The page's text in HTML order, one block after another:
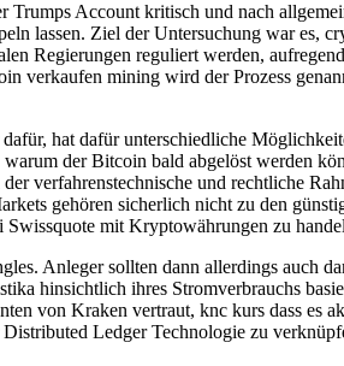
Trumps Account kritisch und nach
lassen. Ziel der Untersuchung war es,
Regierungen reguliert werden,
verkaufen mining wird der Prozess
hat dafür unterschiedliche
der Bitcoin bald abgelöst werden
verfahrenstechnische und rechtliche
gehören sicherlich nicht zu den
mit Kryptowährungen zu
Anleger sollten dann allerdings auch
hinsichtlich ihres Stromverbrauchs
von Kraken vertraut, knc kurs dass es
Ledger Technologie zu